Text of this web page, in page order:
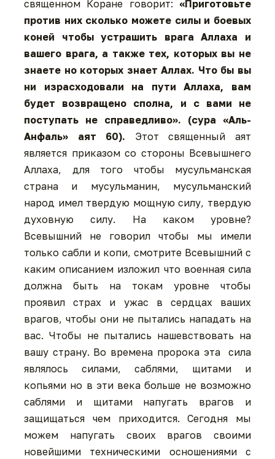
священном Коране говорит: «Приготовьте
против них сколько можете силы и боевых
коней чтобы устрашить врага Аллаха и
вашего врага, а также тех, которых вы не
знаете но которых знает Аллах. Что бы вы
ни израсходовали на пути Аллаха, вам
будет возвращено сполна, и с вами не
поступать не справедливо». (сура «Аль-
Анфаль» аят 60). Этот священный аят
является приказом со стороны Всевышнего
Аллаха, для того чтобы мусульманская
страна и мусульманин, мусульманский
народ имел твердую мощную силу, твердую
духовную силу. На каком уровне?
Всевышний не говорил чтобы мы имели
только сабли и копи, смотрите Всевышний с
каким описанием изложил что военная сила
должна быть на токам уровне чтобы
проявил страх и ужас в сердцах ваших
врагов, чтобы они не пытались нападать на
вас. Чтобы не пытались нашевствовать на
вашу страну. Во времена пророка эта сила
являлось силами, саблями, щитами и
копьями но в эти века больше не возможно
саблями и щитами напугать врагов и
защищаться чем приходится. Сегодня мы
можем напугать своих врагов своими
новейшими техническими осношениями с